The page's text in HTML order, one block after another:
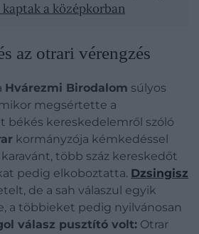
a középkorban
az otrari vérengzés
Hvárezmi Birodalom súlyos
megsértette a
kereskedelemről szóló
kormányzója kémkedéssel
több száz kereskedőt
pedig elkoboztatta. Dzsingisz
de a sah válaszul egyik
a többieket pedig nyilvánosan
válasz pusztító volt: Otrar